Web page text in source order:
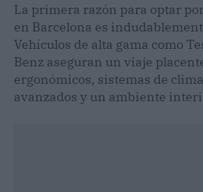
La primera razón para optar
en Barcelona es
Vehículos de alta gama como
Benz aseguran un viaje
ergonómicos, sistemas de
avanzados y un ambiente